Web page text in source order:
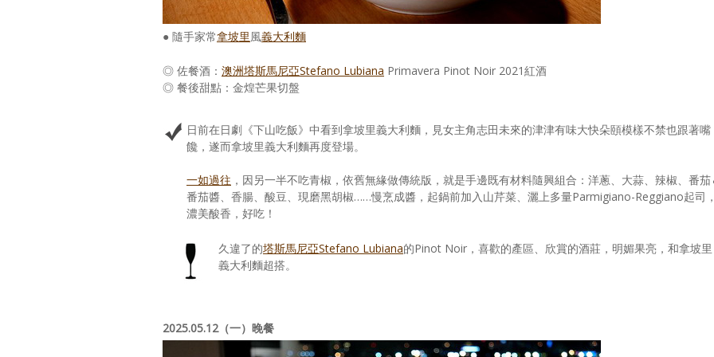
● 隨手家常拿坡里風義大利麵
◎ 佐餐酒： 澳洲塔斯馬尼亞Stefano Lubiana Primavera Pinot Noir 2021紅酒
◎ 餐後甜點：金煌芒果切盤
日前在日劇《下山吃飯》中看到拿坡里義大利麵，見女主角志田未來的津津有味大快朵頤模樣不禁也跟著嘴
饞，遂而拿坡里義大利麵再度登場。
一如過往 ，因另一半不吃青椒，依舊無緣做傳統版，就是手邊既有材料隨興組合：洋蔥、大蒜、辣椒、番茄
番茄醬、香腸、酸豆、現磨黑胡椒……慢烹成醬，起鍋前加入山芹菜、灑上多量Parmigiano-Reggiano起司
濃美酸香，好吃！
久違了的塔斯馬尼亞Stefano Lubiana的Pinot Noir，喜歡的產區、欣賞的酒莊，明媚果亮，和拿坡里
義大利麵超搭。
2025.05.12（一）晚餐